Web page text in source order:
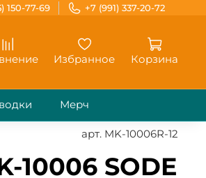
150-77-69 +7 (991) 337-20-72
Избранное Корзина
Мерч
арт. MK-10006R-12
10006 SODE